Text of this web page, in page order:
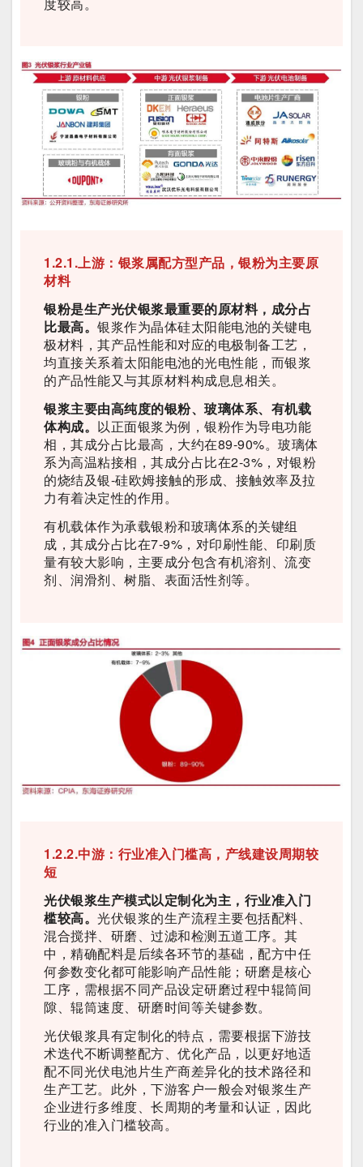
1.2.1.上游：银浆属配方型产品，银粉为主要原
材料
银粉是生产光伏银浆最重要的原材料，成分占
比最高。 银浆作为晶体硅太阳能电池的关键电
极材料，其产品性能和对应的电极制备工艺，
均直接关系着太阳能电池的光电性能，而银浆
的产品性能又与其原材料构成息息相关。
银浆主要由高纯度的银粉、玻璃体系、有机载
体构成。 以正面银浆为例，银粉作为导电功能
相，其成分占比最高，大约在89-90%。玻璃体
系为高温粘接相，其成分占比在2-3%，对银粉
的烧结及银-硅欧姆接触的形成、接触效率及拉
力有着决定性的作用。
有机载体作为承载银粉和玻璃体系的关键组
成，其成分占比在7-9%，对印刷性能、印刷质
量有较大影响，主要成分包含有机溶剂、流变
剂、润滑剂、树脂、表面活性剂等。
1.2.2.中游：行业准入门槛高，产线建设周期较
短
光伏银浆生产模式以定制化为主，行业准入门
槛较高。 光伏银浆的生产流程主要包括配料、
混合搅拌、研磨、过滤和检测五道工序。其
中，精确配料是后续各环节的基础，配方中任
何参数变化都可能影响产品性能；研磨是核心
工序，需根据不同产品设定研磨过程中辊筒间
隙、辊筒速度、研磨时间等关键参数。
光伏银浆具有定制化的特点，需要根据下游技
术迭代不断调整配方、优化产品，以更好地适
配不同光伏电池片生产商差异化的技术路径和
生产工艺。此外，下游客户一般会对银浆生产
企业进行多维度、长周期的考量和认证，因此
行业的准入门槛较高。